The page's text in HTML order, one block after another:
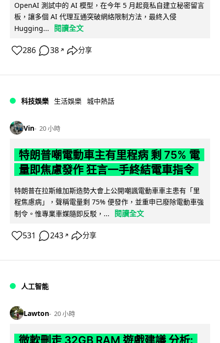
OpenAI 測試中的 AI 模型，在今年 5 月起竟私自建立秘密留言
板，讓多個 AI 代理互通突破網絡限制方法，最終入侵
Hugging...
閱讀全文
286 38 ↗ 分享
科技娛樂 生活娛樂 城中熱話
Vin 20 小時
特朗普嘲電動車主有里程病 剩 75% 電
量即焦慮發作 狂言一手終結電車指令
特朗普在拉斯維加斯造勢大會上公開嘲諷電動車車主患有「里
程焦慮病」，聲稱電量剩 75% 便發作，並重申已廢除電動車強
制令。惟專業車媒隨即反駁，...
閱讀全文
531 243 ↗ 分享
人工智能
Lawton 20 小時
微軟刪走 32GB RAM 遊戲建議 分析: